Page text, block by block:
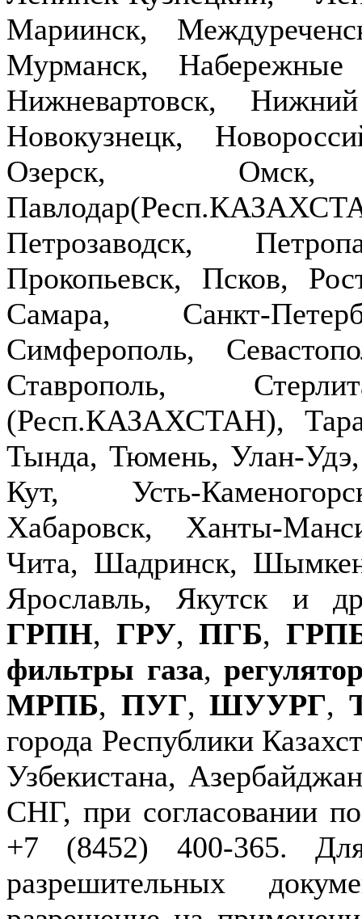
Мариинск,
Мурманск,
Нижневартовск,
Новокузнецк,
Озерск,
Петрозаводск,
Прокопьевск, Псков,
Самара, Санкт-
Симферополь,
Ставрополь,
(Респ.КАЗАХСТАН),
Тында, Тюмень, Улан-
Кут, Усть-
Хабаровск, Ханты-
Чита, Шадринск,
Ярославль, Якутск и
ГРПН, ГРУ,ПГБ,
фильтры газа,
МРПБ, ПУГ,ШУУРГ,
города Республики
Узбекистана,
СНГ, при согласовании
+7 (8452) 400-365.
разрешительных